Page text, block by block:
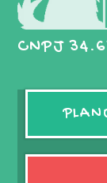
CNPJ